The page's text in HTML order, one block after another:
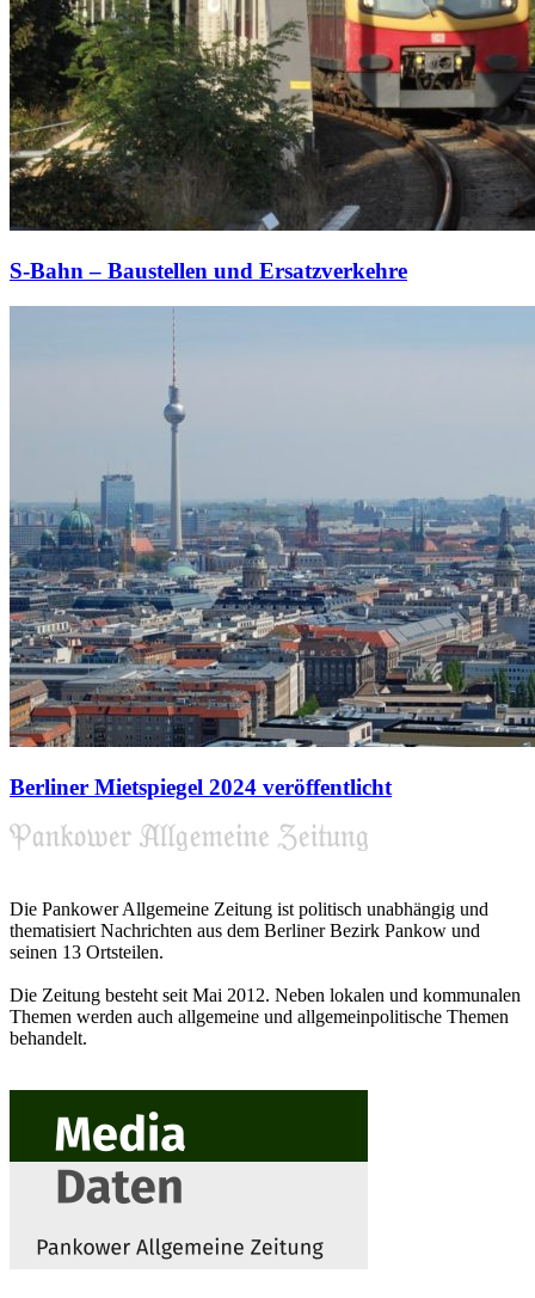
S-Bahn – Baustellen und Ersatzverkehre
Berliner Mietspiegel 2024 veröffentlicht
Die Pankower Allgemeine Zeitung ist politisch unabhängig und
thematisiert Nachrichten aus dem Berliner Bezirk Pankow und
seinen 13 Ortsteilen.
Die Zeitung besteht seit Mai 2012. Neben lokalen und kommunalen
Themen werden auch allgemeine und allgemeinpolitische Themen
behandelt.